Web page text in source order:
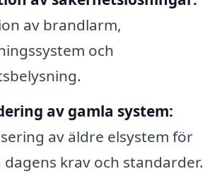
av brandlarm,
och
av gamla system:
av äldre elsystem för
krav och standarder.